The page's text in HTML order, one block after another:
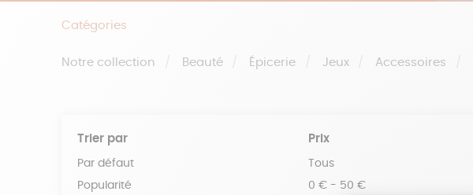
Catégories
Notre collection Beauté Épicerie Jeux Accessoires
Trier par
Par défaut
Popularité
Prix
Tous
0 € - 50 €